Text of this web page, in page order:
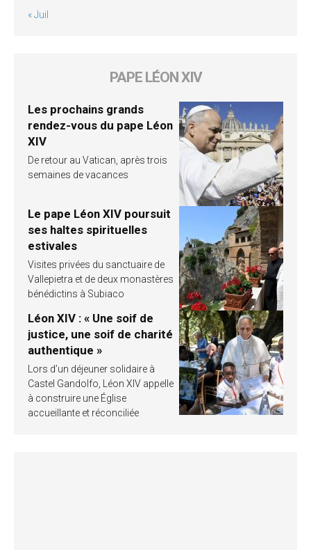
« Juil
PAPE LÉON XIV
Les prochains grands
rendez-vous du pape Léon
XIV
De retour au Vatican, après trois
semaines de vacances
Le pape Léon XIV poursuit
ses haltes spirituelles
estivales
Visites privées du sanctuaire de
Vallepietra et de deux monastères
bénédictins à Subiaco
Léon XIV : « Une soif de
justice, une soif de charité
authentique »
Lors d’un déjeuner solidaire à
Castel Gandolfo, Léon XIV appelle
à construire une Église
accueillante et réconciliée